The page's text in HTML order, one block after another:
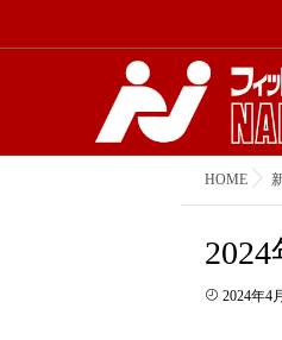
HOME
2024年4